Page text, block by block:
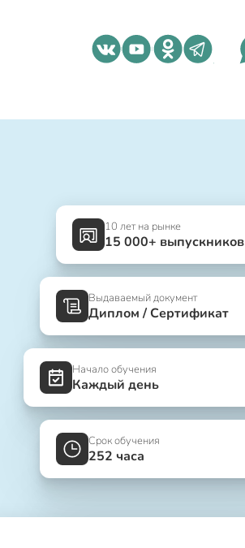
10 лет на рынке
15 000+ выпускников
Выдаваемый документ
Диплом / Сертификат
Начало обучения
Каждый день
Срок обучения
252 часа